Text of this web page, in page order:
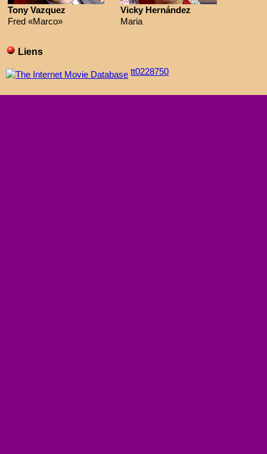
Tony Vazquez
Fred «Marco»
Vicky Hernández
Maria
Liens
tt0228750